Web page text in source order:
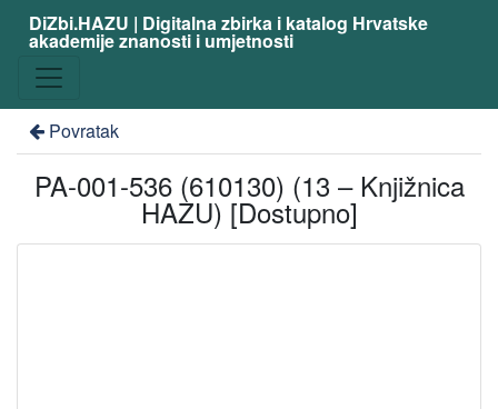
DiZbi.HAZU | Digitalna zbirka i katalog Hrvatske
akademije znanosti i umjetnosti
Povratak
PA-001-536 (610130) (13 – Knjižnica
HAZU) [Dostupno]